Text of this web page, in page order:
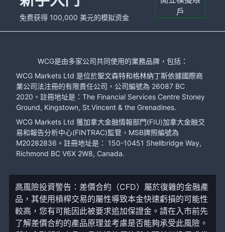
免费获得 100,000 美元的模拟资金
戶
WCG是由多家公司共同使用的業務品牌，包括：
WCG Markets Ltd 是位於聖文森特和格林納丁斯依據國際商
業公司法注冊的有限責任公司，公司編號為 26087 BC
2020。註冊地址是：The Financial Services Centre Stoney
Ground, Kingstown, St.Vincent & the Grenadines.
WCG Markets Ltd 獲加拿大金融情報部門(FIU)加拿大金融交
易和報告分析中心(FINTRAC)監管，MSB牌照編號為
M20282836。註冊地址是： 150-10451 Shellbridge Way,
Richmond BC V6X 2W8, Canada.
高風險投資警告：差價合約（CFD）屬於復雜的金融產
品，其使用槓桿交易的屬性導致本金快速虧損的可能性
較高，您有可能因此被要求追加保證金。請在入市前先
了解差價合約的產品原理並考慮是否能夠承受此風險。